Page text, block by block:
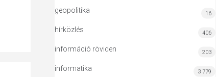
geopolitika 16
hírközlés 406
információ röviden 203
informatika 3 779